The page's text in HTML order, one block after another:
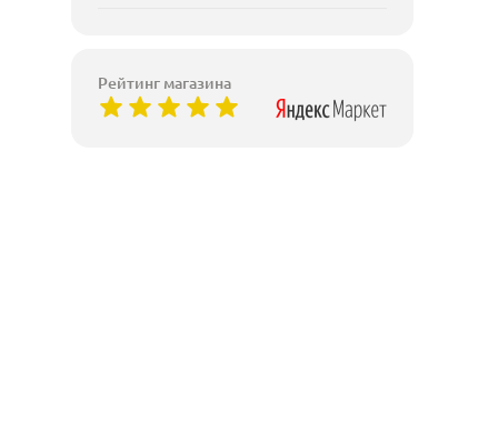
Рейтинг магазина